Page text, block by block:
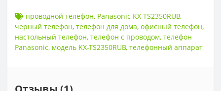
проводной телефон, Panasonic KX-TS2350RUB,
черный телефон, телефон для дома, офисный телефон,
настольный телефон, телефон с проводом, телефон
Panasonic, модель KX-TS2350RUB, телефонный аппарат